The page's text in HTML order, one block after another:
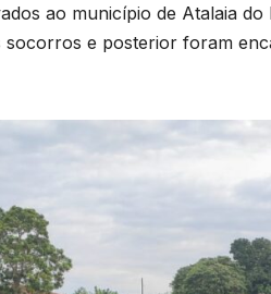
ao município de Atalaia
e posterior foram